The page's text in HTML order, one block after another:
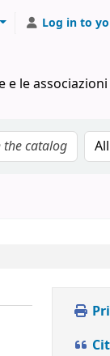
Log in to
e le